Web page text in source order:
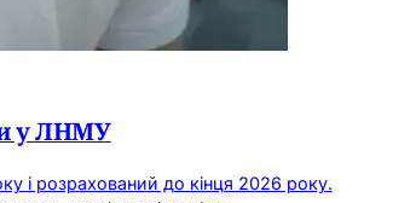
у ЛНМУ
і розрахований до кінця 2026 року.